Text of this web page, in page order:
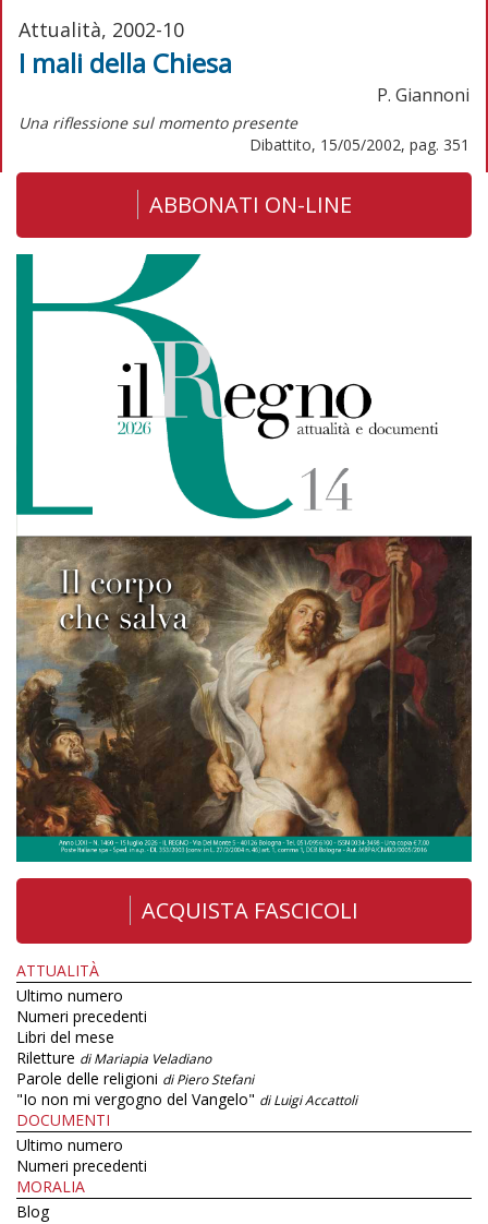
Attualità, 2002-10
I mali della Chiesa
P. Giannoni
Una riflessione sul momento presente
Dibattito, 15/05/2002, pag. 351
ABBONATI ON-LINE
ACQUISTA FASCICOLI
ATTUALITÀ
Ultimo numero
Numeri precedenti
Libri del mese
Riletture di Mariapia Veladiano
Parole delle religioni di Piero Stefani
"Io non mi vergogno del Vangelo" di Luigi Accattoli
DOCUMENTI
Ultimo numero
Numeri precedenti
MORALIA
Blog